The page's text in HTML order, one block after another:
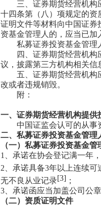
三、证券期货经营机构应
十四条第（八）项规定的
证明文件等材料向中国证
资基金管理人的，应当已
私募证券投资基金管理人
四、证券期货经营机构应
议，披露第三方机构相关
五、证券期货经营机构应
改或者违规销毁。
附：
一、证券期货经营机构提
中国证监会认可的从事
二、私募证券投资基金管
（一）私募证券投资基金
1、承诺在协会登记满一年
2、承诺具备3年以上连续
无不良从业记录[3] ；
3、承诺函应当加盖公司公
（二）资质证明文件